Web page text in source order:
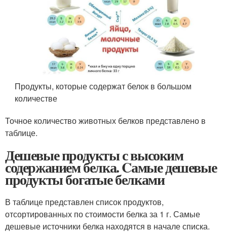
Продукты, которые содержат белок в большом
количестве
Точное количество животных белков представлено в
таблице.
Дешевые продукты с высоким
содержанием белка. Cамые дешевые
продукты богатые белками
В таблице представлен список продуктов,
отсортированных по стоимости белка за 1 г. Самые
дешевые источники белка находятся в начале списка.